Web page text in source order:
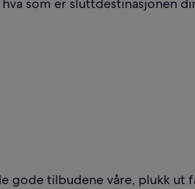
som er sluttdestinasjonen
gode tilbudene våre, plukk ut